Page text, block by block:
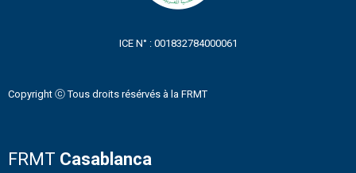
ICE N° : 001832784000061
Copyright ⓒ Tous droits résérvés à la FRMT
FRMT Casablanca